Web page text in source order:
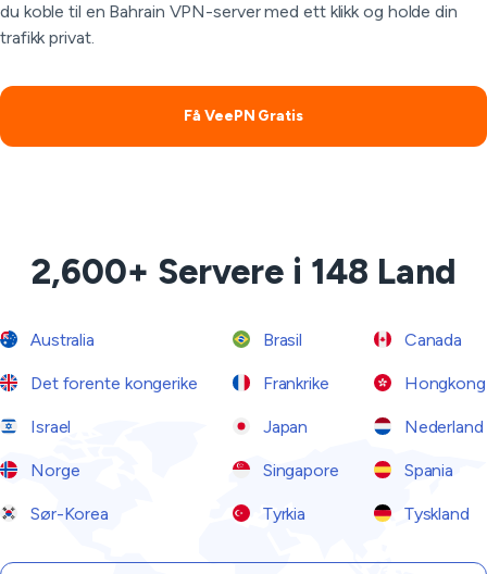
du koble til en Bahrain VPN-server med ett klikk og holde din
trafikk privat.
Få VeePN Gratis
2,600+ Servere i 148 Land
Australia Brasil Canada
Det forente kongerike Frankrike Hongkong
Israel Japan Nederland
Norge Singapore Spania
Sør-Korea Tyrkia Tyskland